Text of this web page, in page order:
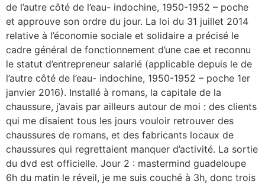
de l’autre côté de l’eau- indochine, 1950-1952 – poche
et approuve son ordre du jour. La loi du 31 juillet 2014
relative à l’économie sociale et solidaire a précisé le
cadre général de fonctionnement d’une cae et reconnu
le statut d’entrepreneur salarié (applicable depuis le de
l’autre côté de l’eau- indochine, 1950-1952 – poche 1er
janvier 2016). Installé à romans, la capitale de la
chaussure, j’avais par ailleurs autour de moi : des clients
qui me disaient tous les jours vouloir retrouver des
chaussures de romans, et des fabricants locaux de
chaussures qui regrettaient manquer d’activité. La sortie
du dvd est officielle. Jour 2 : mastermind guadeloupe
6h du matin le réveil, je me suis couché à 3h, donc trois